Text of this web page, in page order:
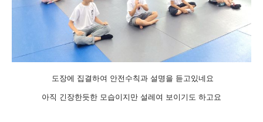
도장에 집결하여 안전수칙과 설명을 듣고있네요
아직 긴장한듯한 모습이지만 설레여 보이기도 하고요